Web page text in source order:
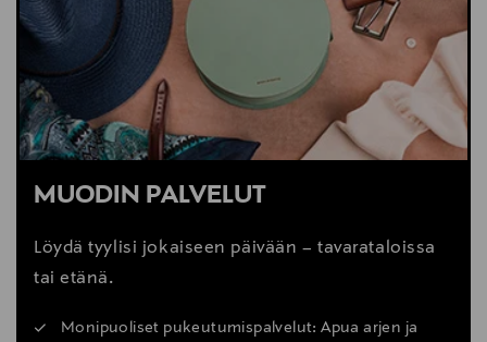
MUODIN PALVELUT
Löydä tyylisi jokaiseen päivään – tavarataloissa
tai etänä.
Monipuoliset pukeutumispalvelut: Apua arjen ja